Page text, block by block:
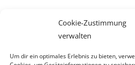
Cookie-Zustimmung
verwalten
Um dir ein optimales Erlebnis zu bieten,